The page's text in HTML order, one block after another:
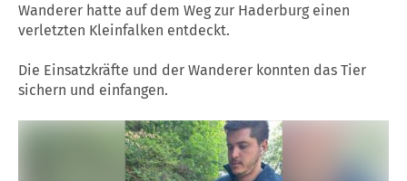
Wanderer hatte auf dem Weg zur Haderburg einen
verletzten Kleinfalken entdeckt.
Die Einsatzkräfte und der Wanderer konnten das Tier
sichern und einfangen.